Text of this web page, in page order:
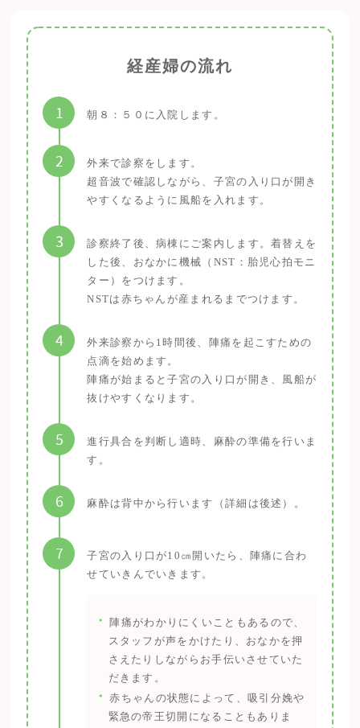
経産婦の流れ
1 朝８：５０に入院します。
2
外来で診察をします。
超音波で確認しながら、子宮の入り口が開き
やすくなるように風船を入れます。
3
診察終了後、病棟にご案内します。着替えを
した後、おなかに機械（NST：胎児心拍モニ
ター）をつけます。
NSTは赤ちゃんが産まれるまでつけます。
4
外来診察から1時間後、陣痛を起こすための
点滴を始めます。
陣痛が始まると子宮の入り口が開き、風船が
抜けやすくなります。
5
進行具合を判断し適時、麻酔の準備を行いま
す。
6 麻酔は背中から行います（詳細は後述）。
7
子宮の入り口が10㎝開いたら、陣痛に合わ
せていきんでいきます。
・陣痛がわかりにくいこともあるので、
スタッフが声をかけたり、おなかを押
さえたりしながらお手伝いさせていた
だきます。
・赤ちゃんの状態によって、吸引分娩や
緊急の帝王切開になることもありま